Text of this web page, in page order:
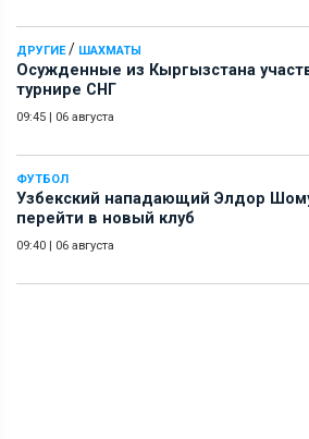
ДРУГИЕ/ ШАХМАТЫ
Осужденные из Кыргызстана
турнире СНГ
09:45 | 06 августа
ФУТБОЛ
Узбекский нападающий Элдор
перейти в новый клуб
09:40 | 06 августа